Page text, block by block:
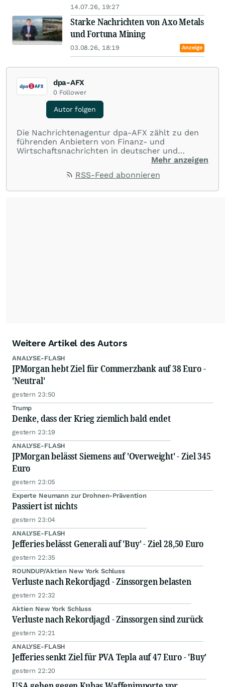
14.07.26, 19:27
Starke Nachrichten von Axo Metals
und Fortuna Mining
03.08.26, 18:19 Anzeige
dpa-AFX
0 Follower
Autor folgen
Die Nachrichtenagentur dpa-AFX zählt zu den
führenden Anbietern von Finanz- und
Wirtschaftsnachrichten in deutscher und
englischer Sprache. Gestützt auf ein
dpa-AFX unabhängig, zuverlässig und schnell
Mehr anzeigen
RSS-Feed abonnieren
Weitere Artikel des Autors
ANALYSE-FLASH
JPMorgan hebt Ziel für Commerzbank auf 38 Euro -
'Neutral'
gestern 23:50
Trump
Denke, dass der Krieg ziemlich bald endet
gestern 23:19
ANALYSE-FLASH
JPMorgan belässt Siemens auf 'Overweight' - Ziel 345
Euro
gestern 23:05
Experte Neumann zur Drohnen-Prävention
Passiert ist nichts
gestern 23:04
ANALYSE-FLASH
Jefferies belässt Generali auf 'Buy' - Ziel 28,50 Euro
gestern 22:35
ROUNDUP/Aktien New York Schluss
Verluste nach Rekordjagd - Zinssorgen belasten
gestern 22:32
Aktien New York Schluss
Verluste nach Rekordjagd - Zinssorgen sind zurück
gestern 22:21
ANALYSE-FLASH
Jefferies senkt Ziel für PVA Tepla auf 47 Euro - 'Buy'
gestern 22:20